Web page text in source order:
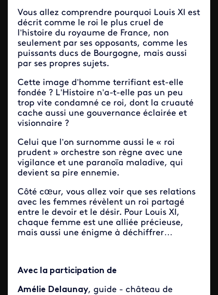
Vous allez comprendre pourquoi Louis XI est
décrit comme le roi le plus cruel de
l’histoire du royaume de France, non
seulement par ses opposants, comme les
puissants ducs de Bourgogne, mais aussi
par ses propres sujets.
Cette image d’homme terrifiant est-elle
fondée ? L’Histoire n’a-t-elle pas un peu
trop vite condamné ce roi, dont la cruauté
cache aussi une gouvernance éclairée et
visionnaire ?
Celui que l’on surnomme aussi le « roi
prudent » orchestre son règne avec une
vigilance et une paranoïa maladive, qui
devient sa pire ennemie.
Côté cœur, vous allez voir que ses relations
avec les femmes révèlent un roi partagé
entre le devoir et le désir. Pour Louis XI,
chaque femme est une alliée précieuse,
mais aussi une énigme à déchiffrer…
Avec la participation de
Amélie Delaunay, guide - château de